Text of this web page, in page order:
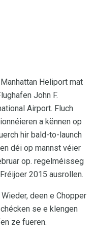
Heliport mat
John F.
Airport. Fluch
a kënnen op
hir bald-to-launch
déi op mannst véier
op. regelméisseg
2015 ausrollen.
deen e Chopper
se e klengen
ze fueren.